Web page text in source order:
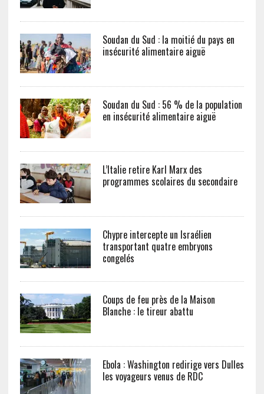
Soudan du Sud : la moitié du pays en
insécurité alimentaire aiguë
Soudan du Sud : 56 % de la population
en insécurité alimentaire aiguë
L’Italie retire Karl Marx des
programmes scolaires du secondaire
Chypre intercepte un Israélien
transportant quatre embryons
congelés
Coups de feu près de la Maison
Blanche : le tireur abattu
Ebola : Washington redirige vers Dulles
les voyageurs venus de RDC